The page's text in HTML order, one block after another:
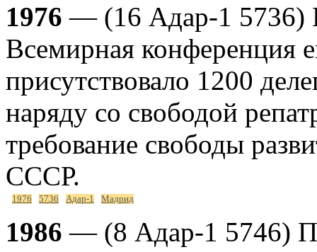
1976 — (16 Адар-1 5736)
Всемирная конференция
присутствовало 1200
наряду со свободой
требование свободы
СССР.
1976 5736 Адар-1 Мадрид
1986 — (8 Адар-1 5746)